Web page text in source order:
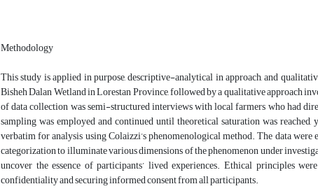
Methodology
This study is applied in purpose, descriptive-analytical in approach, and
Bisheh Dalan Wetland in Lorestan Province, followed by a qualitative approach
of data collection was semi-structured interviews with local farmers who had
sampling was employed and continued until theoretical saturation was
verbatim for analysis using Colaizzi’s phenomenological method. The data
categorization to illuminate various dimensions of the phenomenon under
uncover the essence of participants’ lived experiences. Ethical principles
confidentiality and securing informed consent from all participants.